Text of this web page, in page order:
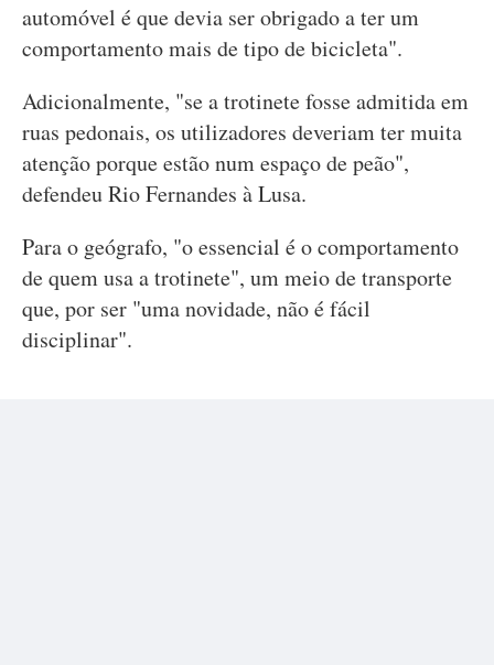
automóvel é que devia ser obrigado a ter um
comportamento mais de tipo de bicicleta".
Adicionalmente, "se a trotinete fosse admitida em
ruas pedonais, os utilizadores deveriam ter muita
atenção porque estão num espaço de peão",
defendeu Rio Fernandes à Lusa.
Para o geógrafo, "o essencial é o comportamento
de quem usa a trotinete", um meio de transporte
que, por ser "uma novidade, não é fácil
disciplinar".